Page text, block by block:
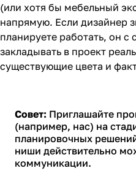
(или хотя бы мебельный
напрямую. Если дизайнер
планируете работать, он с
закладывать в проект
существующие цвета и
Совет: Приглашайте
(например, нас) на
планировочных
ниши действительно
коммуникации.